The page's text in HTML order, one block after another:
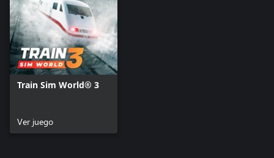
Train Sim World® 3
Ver juego